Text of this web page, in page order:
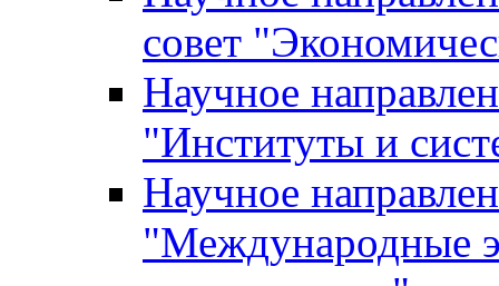
совет
Научное
"Институты и
Научное
"Международные